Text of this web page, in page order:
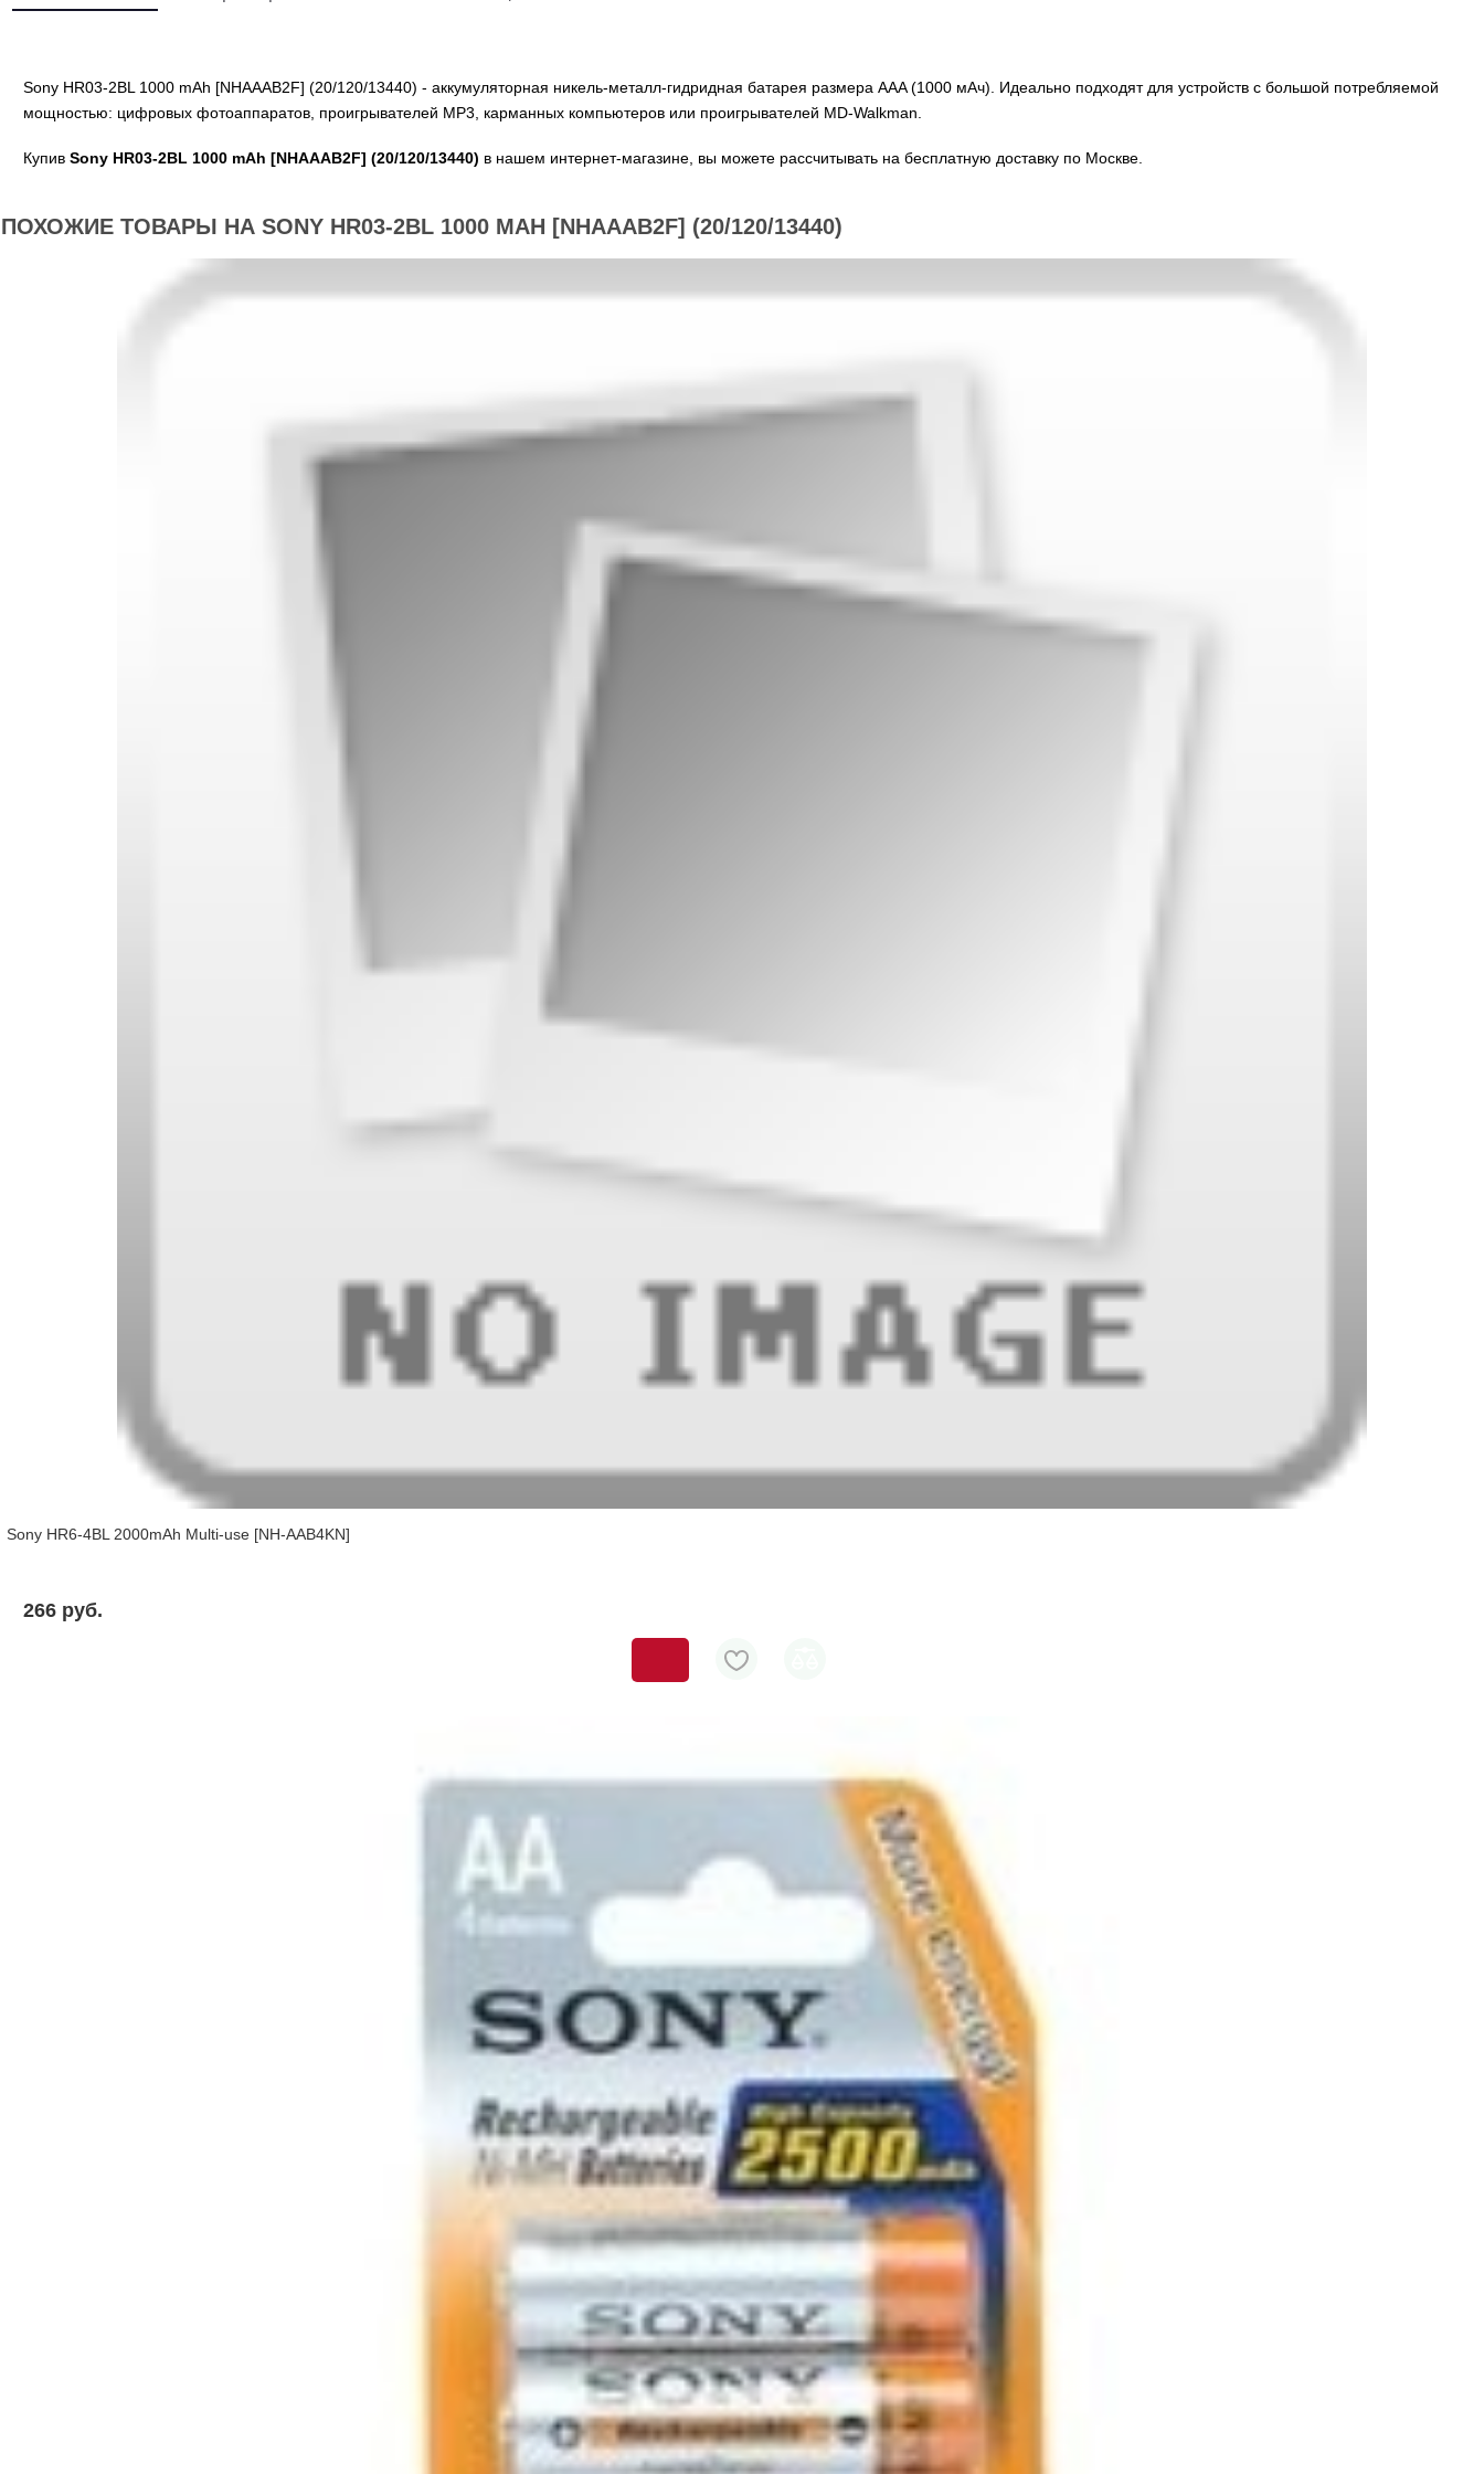
Sony HR03-2BL 1000 mAh [NHAAAB2F] (20/120/13440) - аккумуляторная никель-металл-гидридная батарея размера AAA (1000 мАч). Идеально подходят для устройств с большой потребляемой
мощностью: цифровых фотоаппаратов, проигрывателей MP3, карманных компьютеров или проигрывателей MD-Walkman.
Купив Sony HR03-2BL 1000 mAh [NHAAAB2F] (20/120/13440) в нашем интернет-магазине, вы можете рассчитывать на бесплатную доставку по Москве.
ПОХОЖИЕ ТОВАРЫ НА SONY HR03-2BL 1000 MAH [NHAAAB2F] (20/120/13440)
Sony HR6-4BL 2000mAh Multi-use [NH-AAB4KN]
266 pуб.